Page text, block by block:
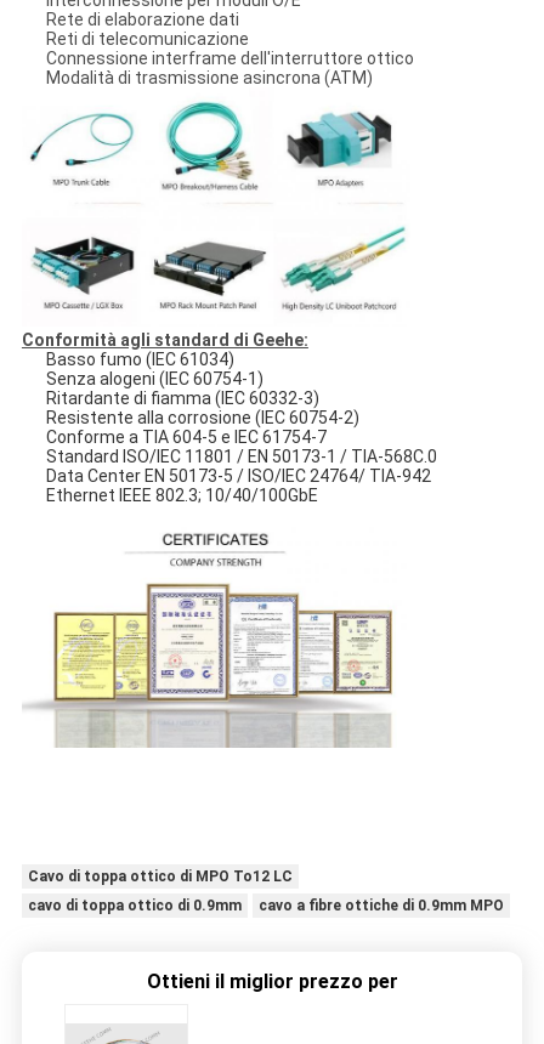
Rete di elaborazione dati
Reti di telecomunicazione
Connessione interframe dell'interruttore ottico
Modalità di trasmissione asincrona (ATM)
Conformità agli standard di Geehe:
Basso fumo (IEC 61034)
Senza alogeni (IEC 60754-1)
Ritardante di fiamma (IEC 60332-3)
Resistente alla corrosione (IEC 60754-2)
Conforme a TIA 604-5 e IEC 61754-7
Standard ISO/IEC 11801 / EN 50173-1 / TIA-568C.0
Data Center EN 50173-5 / ISO/IEC 24764/ TIA-942
Ethernet IEEE 802.3; 10/40/100GbE
Cavo di toppa ottico di MPO To12 LC
cavo di toppa ottico di 0.9mm
cavo a fibre ottiche di 0.9mm MPO
Ottieni il miglior prezzo per